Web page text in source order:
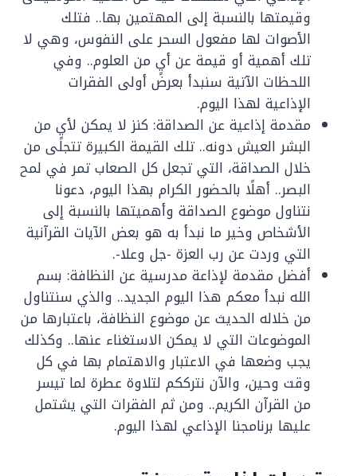
وقيمتها بالنسبة إلى المهتمين بها.. فتلك
الأصوات لها مفعول السحر على النفوس، وهي لا
تلك أهمية أو قيمة عن أيٍ من العلوم.. وفي
اللحظات الآتية سنبدأ بعرض أولى الفقرات
الإذاعية لهذا اليوم.
مقدمة إذاعية عن الصداقة: كنز لا يمكن لأيٍ من
البشر العيش دونه.. تلك القيمة الكبيرة تتجلى من
خلال الصداقة، التي تجعل كل الصعاب تمر في لمح
البصر.. أهلًا بالحضور الكرام بهذا اليوم، دعونا
نتناول موضوع الصداقة وأهميتها بالنسبة إلى
الأشخاص وخير ما نبدأ به هو بعض الآيات القرآنية
التي وردت عن رب العزة -جل وعلا-.
أفضل مقدمة لإذاعة مدرسية عن النظافة: بسم
الله نبدأ معكم هذا اليوم الجديد.. والذي سنتناول
من خلاله الحديث عن موضوع النظافة، باعتبارها من
الموضوعات التي لا يمكن الاستغناء عنها.. وكذلك
يجب وضعها في الاعتبار والاهتمام بها في كل
وقت وحين، والآن نترككم لتلاوة عطرة لما تيسر
من القرآن الكريم.. ومن ثم الفقرات التي يشتمل
عليها برنامجنا الإذاعي لهذا اليوم.